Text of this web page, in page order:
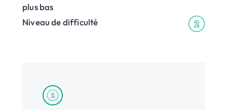
plus bas
Niveau de difficulté